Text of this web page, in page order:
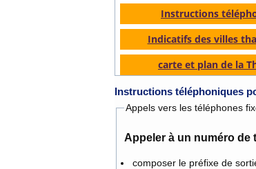
Instructions
Indicatifs des villes
carte et plan de la
Instructions téléphoniques
Appels vers les téléphones
Appeler à un numéro de
composer le préfixe de